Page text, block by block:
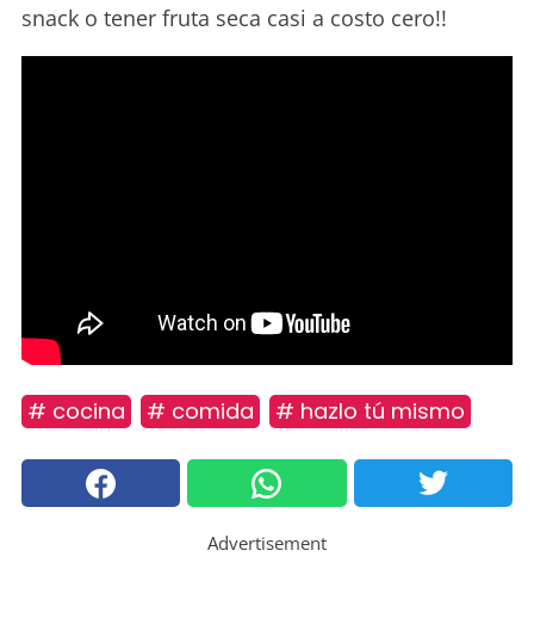
snack o tener fruta seca casi a costo cero!!
# cocina # comida # hazlo tú mismo
Advertisement